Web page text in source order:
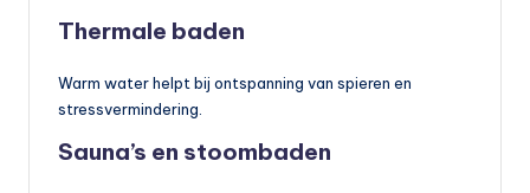
Thermale baden
Warm water helpt bij ontspanning van spieren en
stressvermindering.
Sauna’s en stoombaden